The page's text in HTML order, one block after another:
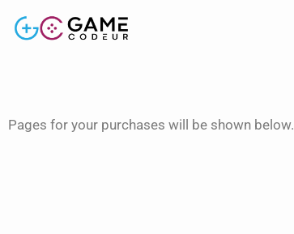
Pages for your purchases will be shown below.